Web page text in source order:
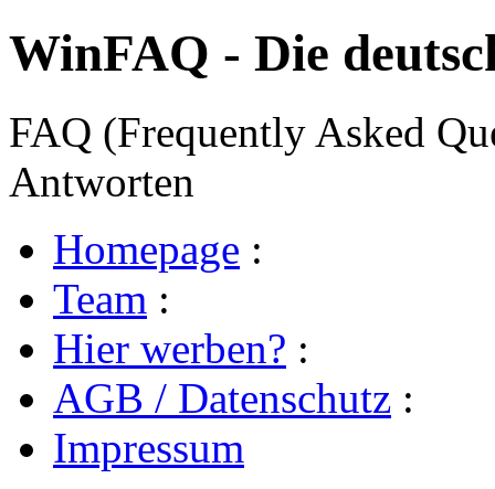
WinFAQ - Die
FAQ (Frequently Asked
Antworten
Homepage :
Team :
Hier werben? :
AGB / Datenschutz :
Impressum